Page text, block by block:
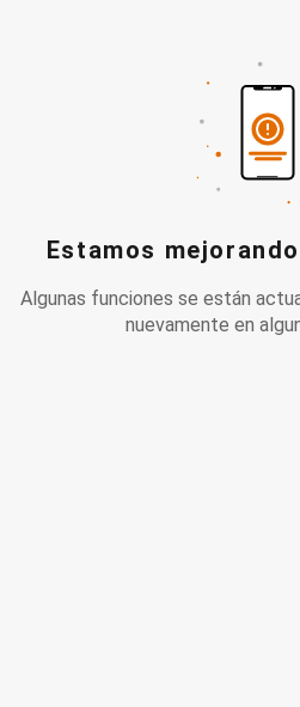
Estamos
Algunas funciones se están
nuevamente en